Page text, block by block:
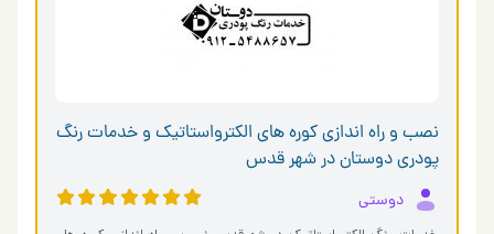
نصب و راه اندازی کوره های الکترواستاتیک و خدمات رنگ
پودری دوستان در شهر قدس
دوستی